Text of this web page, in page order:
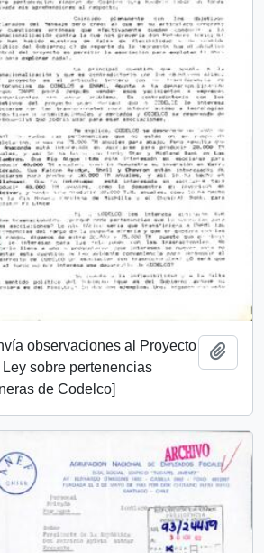
observaciones al Proyecto
Ley sobre pertenencias
de Codelco]